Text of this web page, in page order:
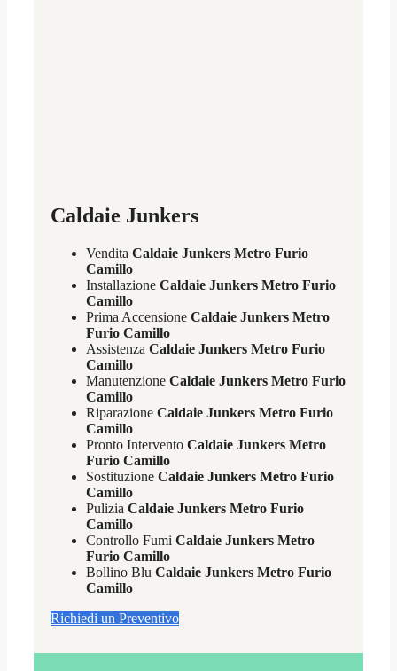
Caldaie Junkers
Vendita Caldaie Junkers Metro Furio
Camillo
Installazione Caldaie Junkers Metro Furio
Camillo
Prima Accensione Caldaie Junkers Metro
Furio Camillo
Assistenza Caldaie Junkers Metro Furio
Camillo
Manutenzione Caldaie Junkers Metro Furio
Camillo
Riparazione Caldaie Junkers Metro Furio
Camillo
Pronto Intervento Caldaie Junkers Metro
Furio Camillo
Sostituzione Caldaie Junkers Metro Furio
Camillo
Pulizia Caldaie Junkers Metro Furio
Camillo
Controllo Fumi Caldaie Junkers Metro
Furio Camillo
Bollino Blu Caldaie Junkers Metro Furio
Camillo
Richiedi un Preventivo